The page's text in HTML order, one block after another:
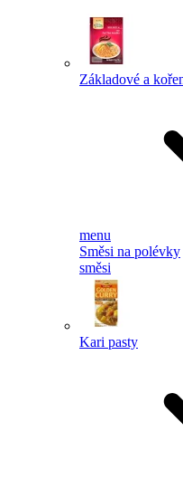
Základové a
menu
Směsi na polévky
směsi
Kari pasty